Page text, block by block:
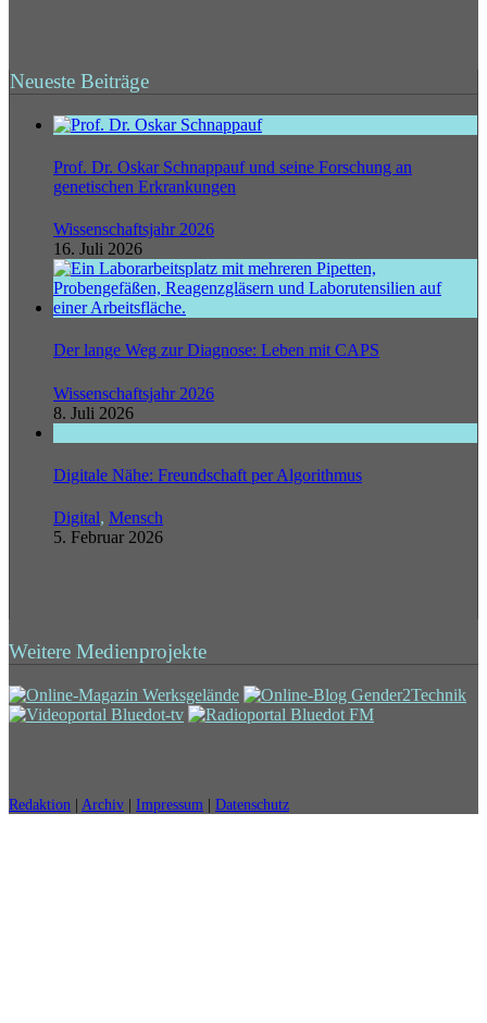
Neueste Beiträge
Prof. Dr. Oskar Schnappauf und seine Forschung an
genetischen Erkrankungen
Wissenschaftsjahr 2026
16. Juli 2026
Der lange Weg zur Diagnose: Leben mit CAPS
Wissenschaftsjahr 2026
8. Juli 2026
Digitale Nähe: Freundschaft per Algorithmus
Digital, Mensch
5. Februar 2026
Weitere Medienprojekte
Redaktion | Archiv | Impressum | Datenschutz